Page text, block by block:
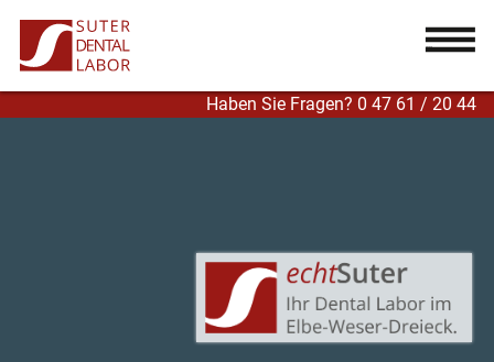
Haben Sie Fragen? 0 47 61 / 20 44
...